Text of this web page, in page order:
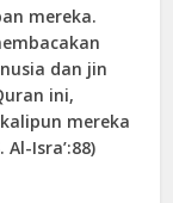
mereka.
dan jin
ini,
mereka
Isra’:88)